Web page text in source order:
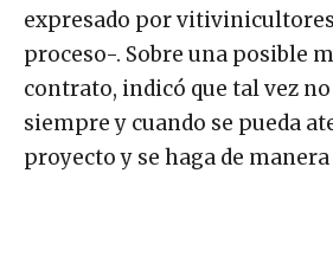
expresado por
proceso-. Sobre una posible
contrato, indicó que tal vez
siempre y cuando se pueda
proyecto y se haga de